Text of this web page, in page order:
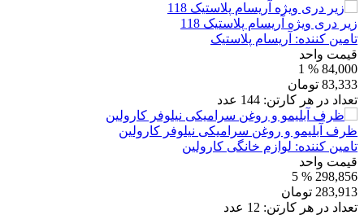
زیر دری ویژه آریسام پلاستیک 118
تامین کننده: آریسام پلاستیک
قیمت واحد
84,000
% 1
83,333 تومان
تعداد در هر کارتن: 144 عدد
ظرف آبلیمو و روغن سرامیکی نیلوفر کارولین
تامین کننده: لوازم خانگی کارولین
قیمت واحد
298,856
% 5
283,913 تومان
تعداد در هر کارتن: 12 عدد